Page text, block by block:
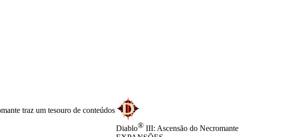
Diablo® III: Ascensão do Necromante
traz um tesouro de conteúdos